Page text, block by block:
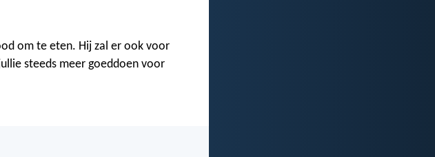
om te eten. Hij zal er ook voor
steeds meer goeddoen voor